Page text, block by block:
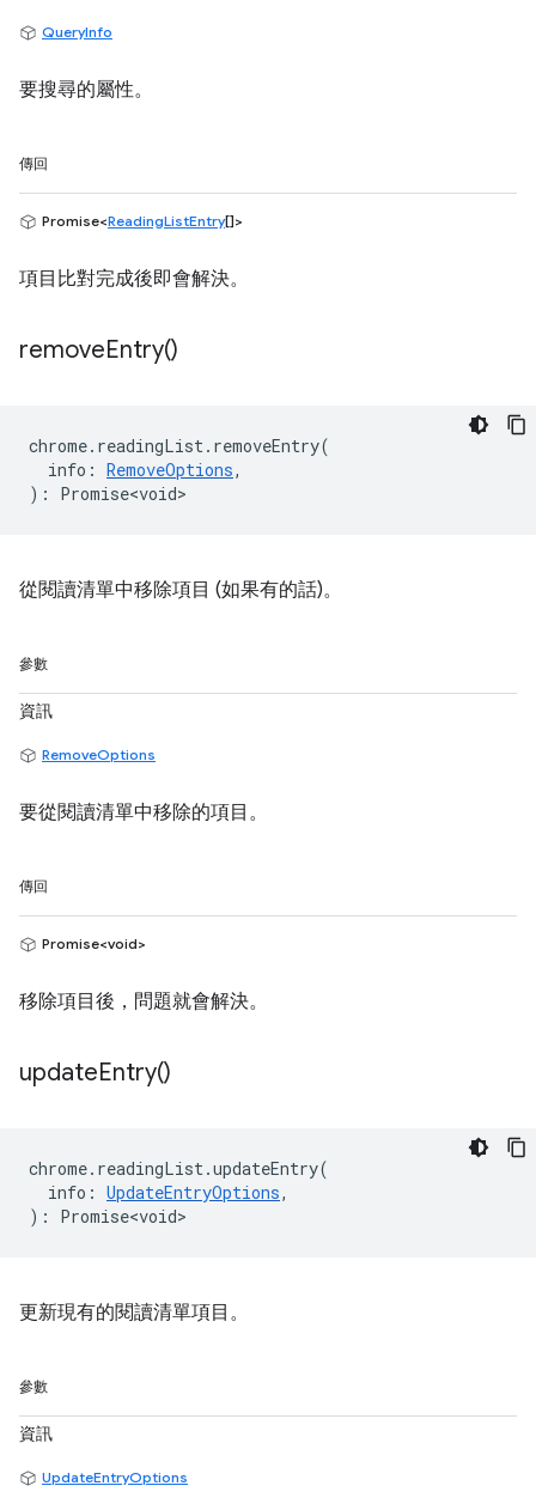
QueryInfo
要搜尋的屬性。
傳回
Promise<ReadingListEntry[]>
項目比對完成後即會解決。
removeEntry()
chrome. readingList . removeEntry(
info : RemoveOptions,
) : Promise<void>
從閱讀清單中移除項目 (如果有的話)。
參數
資訊
RemoveOptions
要從閱讀清單中移除的項目。
傳回
Promise<void>
移除項目後，問題就會解決。
updateEntry()
chrome. readingList .updateEntry(
info : UpdateEntryOptions,
) : Promise<void>
更新現有的閱讀清單項目。
參數
資訊
UpdateEntryOptions